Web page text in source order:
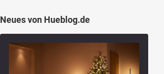
Neues von Hueblog.de